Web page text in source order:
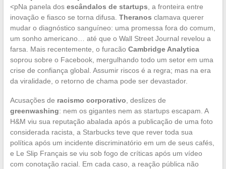
<pNa panela dos escândalos de startups , a fronteira entre
inovação e fiasco se torna difusa. Theranos clamava querer
mudar o diagnóstico sanguíneo: uma promessa fora do comum,
um sonho americano… até que o Wall Street Journal revelou a
farsa. Mais recentemente, o furacão Cambridge Analytica
soprou sobre o Facebook, mergulhando todo um setor em uma
crise de confiança global. Assumir riscos é a regra; mas na era
da viralidade, o retorno de chama pode ser devastador.
Acusações de racismo corporativo , deslizes de
greenwashing: nem os gigantes nem as startups escapam. A
H&M viu sua reputação abalada após a publicação de uma foto
considerada racista, a Starbucks teve que rever toda sua
política após um incidente discriminatório em um de seus cafés,
e Le Slip Français se viu sob fogo de críticas após um vídeo
com conotação racial. Em cada caso, a reação pública não